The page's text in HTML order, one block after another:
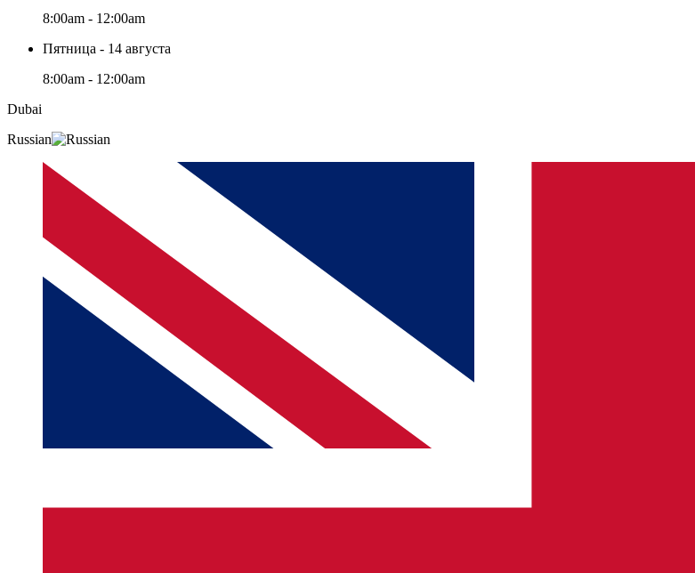
8:00am - 12:00am
Пятница - 14 августа
8:00am - 12:00am
Dubai
Russian